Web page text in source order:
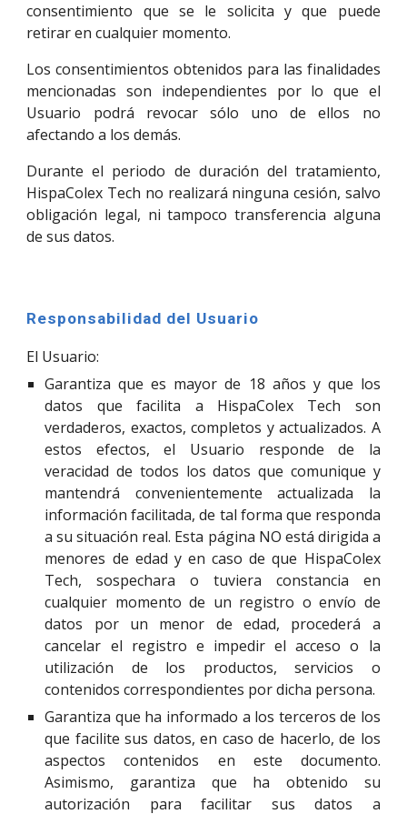
consentimiento que se le solicita y que puede
retirar en cualquier momento.
Los consentimientos obtenidos para las finalidades
mencionadas son independientes por lo que el
Usuario podrá revocar sólo uno de ellos no
afectando a los demás.
Durante el periodo de duración del tratamiento,
HispaColex Tech no realizará ninguna cesión, salvo
obligación legal, ni tampoco transferencia alguna
de sus datos.
Responsabilidad del Usuario
El Usuario:
Garantiza que es mayor de 18 años y que los
datos que facilita a HispaColex Tech son
verdaderos, exactos, completos y actualizados. A
estos efectos, el Usuario responde de la
veracidad de todos los datos que comunique y
mantendrá convenientemente actualizada la
información facilitada, de tal forma que responda
a su situación real. Esta página NO está dirigida a
menores de edad y en caso de que HispaColex
Tech, sospechara o tuviera constancia en
cualquier momento de un registro o envío de
datos por un menor de edad, procederá a
cancelar el registro e impedir el acceso o la
utilización de los productos, servicios o
contenidos correspondientes por dicha persona.
Garantiza que ha informado a los terceros de los
que facilite sus datos, en caso de hacerlo, de los
aspectos contenidos en este documento.
Asimismo, garantiza que ha obtenido su
autorización para facilitar sus datos a